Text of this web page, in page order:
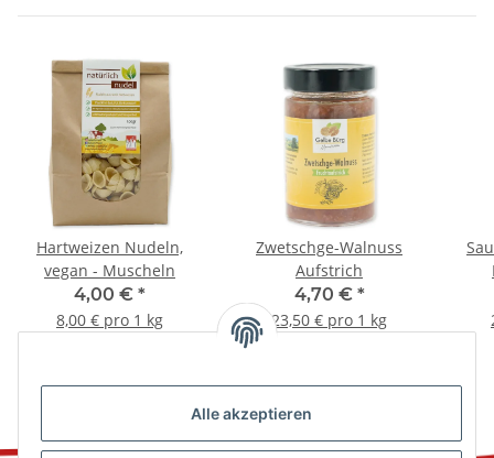
Alle akzeptieren
Hartweizen Nudeln,
vegan - Muscheln
4,00 € *
8,00 € pro 1 kg
Zwetschge-Walnuss
Aufstrich
4,70 € *
23,50 € pro 1 kg